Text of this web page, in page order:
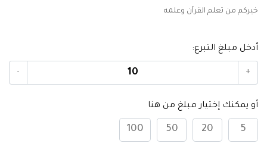
خيركم من تعلم القرآن وعلمه
أدخل مبلغ التبرع:
+
-
أو يمكنك إختيار مبلغ من هنا
5
20
50
100